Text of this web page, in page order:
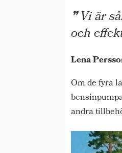
Vi är
och
Lena
Om de fyra
andra